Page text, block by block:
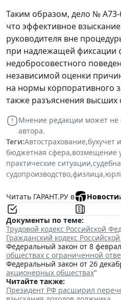
Таким образом, дело № А73-
что эффективное
руководителя вне
при надлежащей фиксации
недобросовестного
независимой оценки
на нормы корпоративного
также разъяснения высших
Мнение редакции может не
автора.
Теги:Автострахование,бухучет
бюджетная сфера,возмещение
практические ситуации,
судопроизводство,физлица,
Читать ГАРАНТ.РУ в
Новости
Документы по теме:
Трудовой кодекс Российской
Гражданский кодекс
Федеральный закон от 8
обществах с ограниченной
Федеральный закон от 26
акционерных обществах"
Читайте также:
Президент РФ расширил